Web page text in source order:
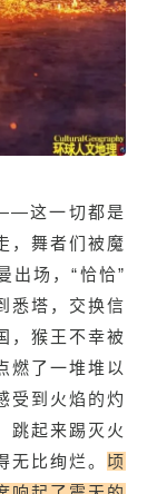
这一切都是
，舞者们被魔
出场，“恰恰”
悉塔，交换信
，猴王不幸被
燃了一堆堆以
受到火焰的灼
跳起来踢灭火
比绚烂。 顷